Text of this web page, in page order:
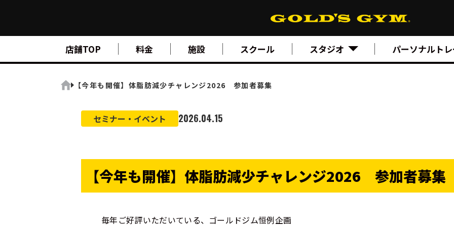
店舗TOP 料金 施設 スクール スタジオ パーソナルト
FIND A GYM 店舗検索
ABOUT
SUPPORTトレーニングサポート
SCHOOLスクール
スタジオ
ニュース
【今年も開催】体脂肪減少チャレンジ2026 参加者募集
セミナー・イベント 2026.04.15
【今年も開催】体脂肪減少チャレンジ2026 参加者募集
毎年ご好評いただいている、ゴールドジム恒例企画